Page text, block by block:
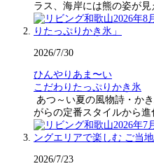
ラス、海岸には熊の姿が
2026/7/30
ひんやりあま〜い
こだわりたっぷりかき氷
あつ～い夏の風物詩・か
がらの定番スタイルから
2026/7/23